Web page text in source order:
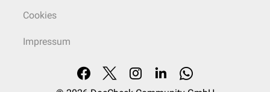
Cookies
Impressum